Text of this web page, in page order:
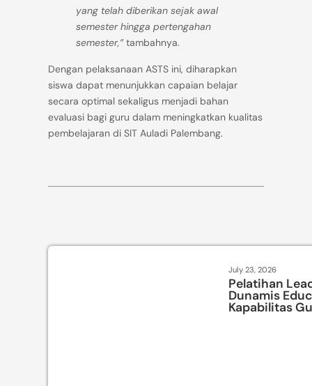
yang telah diberikan sejak awal
semester hingga pertengahan
semester,”tambahnya.
Dengan pelaksanaan ASTS ini, diharapkan
siswa dapat menunjukkan capaian belajar
secara optimal sekaligus menjadi bahan
evaluasi bagi guru dalam meningkatkan kualitas
pembelajaran di SIT Auladi Palembang.
July 23, 2026
Pelatihan
Dunamis
Kapabilitas